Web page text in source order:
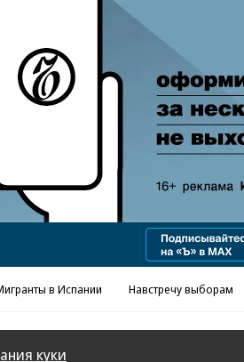
www.kommersant.ru/ad
в Испании Навстречу выборам
куки